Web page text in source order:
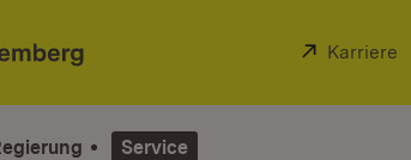
Extern:
Karriere
Service